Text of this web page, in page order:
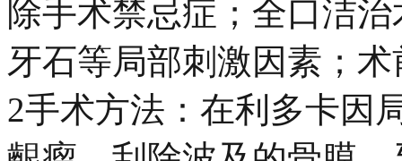
除手术禁忌症；全口洁
牙石等局部刺激因素；
2手术方法：在利多卡因